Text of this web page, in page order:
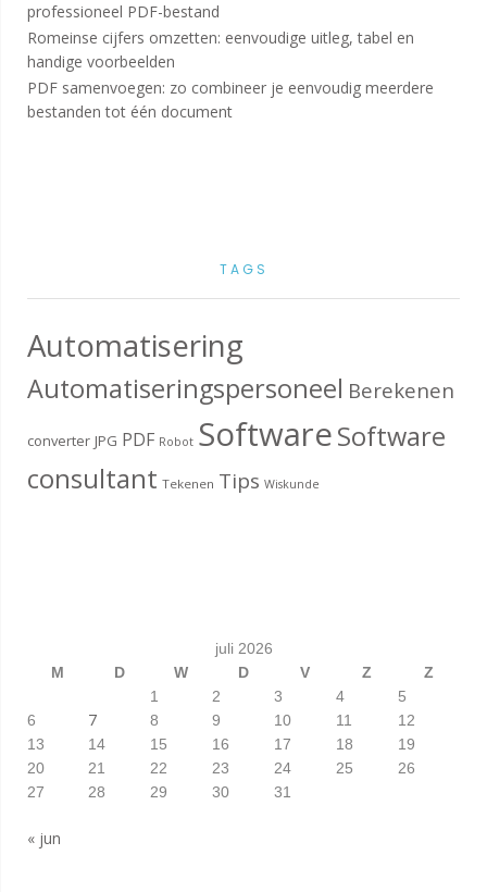
professioneel PDF-bestand
Romeinse cijfers omzetten: eenvoudige uitleg, tabel en
handige voorbeelden
PDF samenvoegen: zo combineer je eenvoudig meerdere
bestanden tot één document
TAGS
Automatisering
Automatiseringspersoneel Berekenen
converter JPG PDF Robot SoftwareSoftware
consultant Tekenen Tips Wiskunde
juli 2026
M
D W D V Z
Z
1
2 3 4
5
6
7 8 9 10 11
12
13
14 15 16 17 18
19
20
21 22 23 24 25
26
27
28 29 30 31
« jun